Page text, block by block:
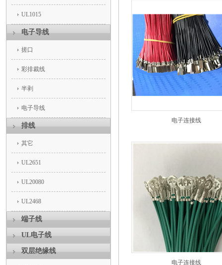
UL1015
电子导线
搓口
彩排裁线
半剥
电子导线
排线
其它
UL2651
UL20080
UL2468
端子线
UL电子线
双层绝缘线
电子连接线
电子连接线